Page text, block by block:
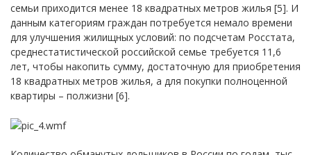
семьи приходится менее 18 квадратных метров жилья [5]. И
данным категориям граждан потребуется немало времени
для улучшения жилищных условий: по подсчетам Росстата,
среднестатистической российской семье требуется 11,6
лет, чтобы накопить сумму, достаточную для приобретения
18 квадратных метров жилья, а для покупки полноценной
квартиры – полжизни [6].